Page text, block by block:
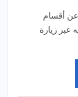
عن أقسام
عبر زيارة